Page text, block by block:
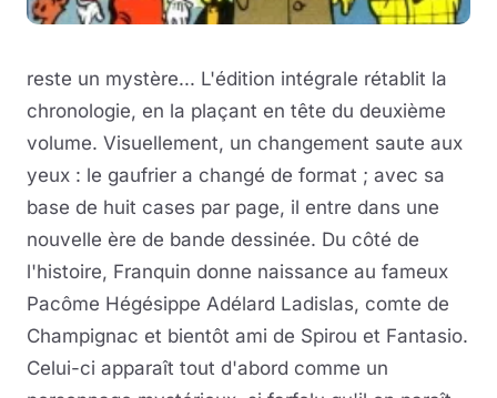
reste un mystère... L'édition intégrale rétablit la
chronologie, en la plaçant en tête du deuxième
volume. Visuellement, un changement saute aux
yeux : le gaufrier a changé de format ; avec sa
base de huit cases par page, il entre dans une
nouvelle ère de bande dessinée. Du côté de
l'histoire, Franquin donne naissance au fameux
Pacôme Hégésippe Adélard Ladislas, comte de
Champignac et bientôt ami de Spirou et Fantasio.
Celui-ci apparaît tout d'abord comme un